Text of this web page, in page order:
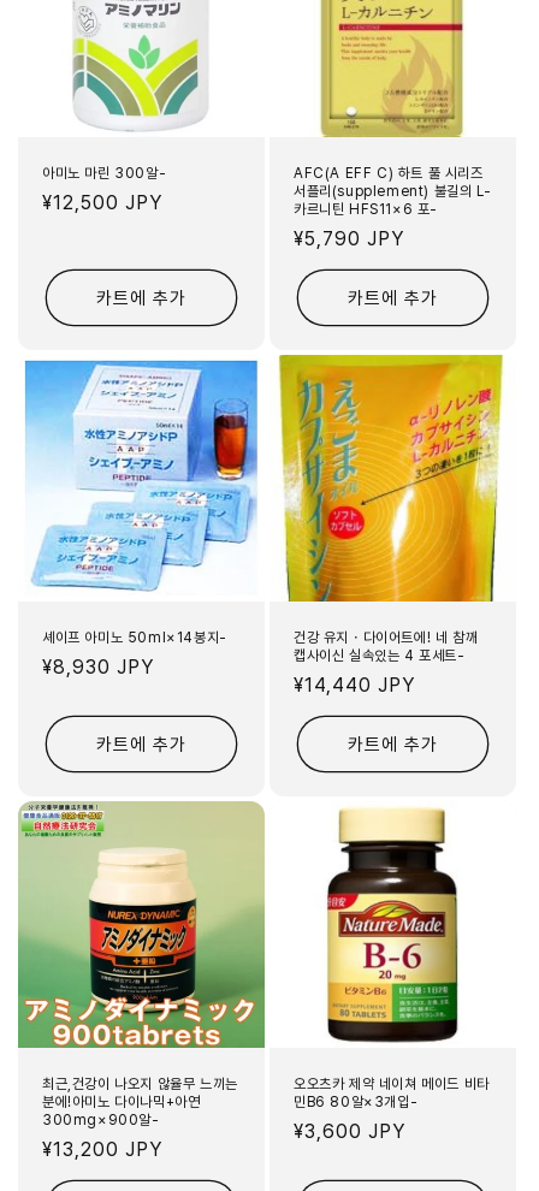
아미노 마린 300알-
정
¥12,500 JPY
카트에 추가
AFC(A EFF C) 하트 풀 시리즈
서플리(supplement) 불길의 L-
카르니틴 HFS11×6 포-
정
가
¥5,790 JPY
카트에 추가
셰이프 아미노 50ml×14봉지-
정
¥8,930 JPY
카트에 추가
건강 유지・다이어트에! 네 참깨
캡사이신 실속있는 4 포세트-
정
가
¥14,440 JPY
카트에 추가
최근,건강이 나오지 않율무 느끼는
분에!아미노 다이나믹+아연
300mg×900알-
정
가
¥13,200 JPY
오오츠카 제약 네이쳐 메이드 비타
민B6 80알×3개입-
정
¥3,600 JPY